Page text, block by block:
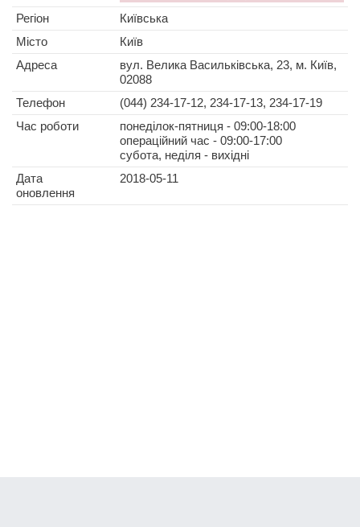
Регіон
Київська
Місто
Київ
Адреса
вул. Велика Васильківська, 23, м. Київ,
02088
Телефон
(044) 234-17-12, 234-17-13, 234-17-19
Час роботи
понеділок-пятниця - 09:00-18:00
операційний час - 09:00-17:00
субота, неділя - вихідні
Дата
оновлення
2018-05-11